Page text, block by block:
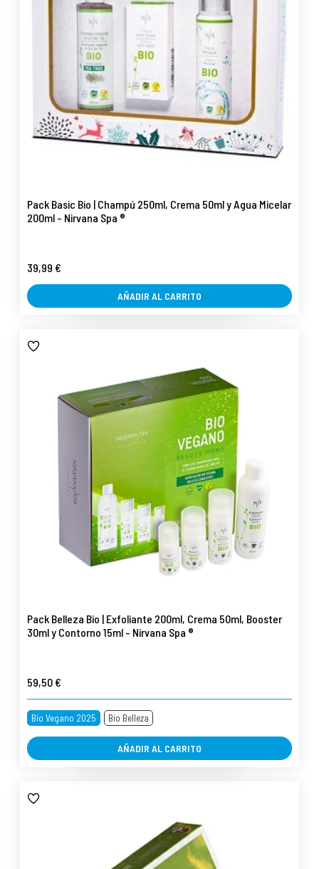
Pack Basic Bio | Champú 250ml, Crema 50ml y Agua Micelar
200ml - Nirvana Spa ®
39,99 €
AÑADIR AL CARRITO
Pack Belleza Bio | Exfoliante 200ml, Crema 50ml, Booster
30ml y Contorno 15ml - Nirvana Spa ®
59,50 €
Bio Vegano 2025 Bio Belleza
AÑADIR AL CARRITO